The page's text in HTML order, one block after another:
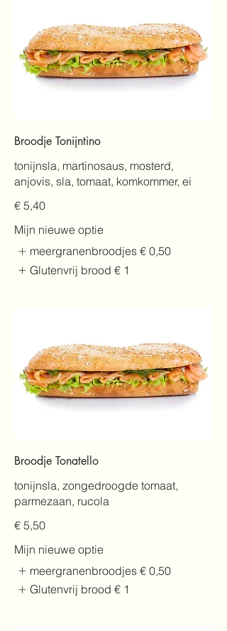
Broodje Tonijntino
tonijnsla, martinosaus, mosterd,
anjovis, sla, tomaat, komkommer, ei
€ 5,40
Mijn nieuwe optie
meergranenbroodjes € 0,50
Glutenvrij brood € 1
Broodje Tonatello
tonijnsla, zongedroogde tomaat,
parmezaan, rucola
€ 5,50
Mijn nieuwe optie
meergranenbroodjes € 0,50
Glutenvrij brood € 1